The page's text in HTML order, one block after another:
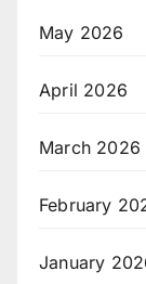
May 2026
April 2026
March 2026
February
January